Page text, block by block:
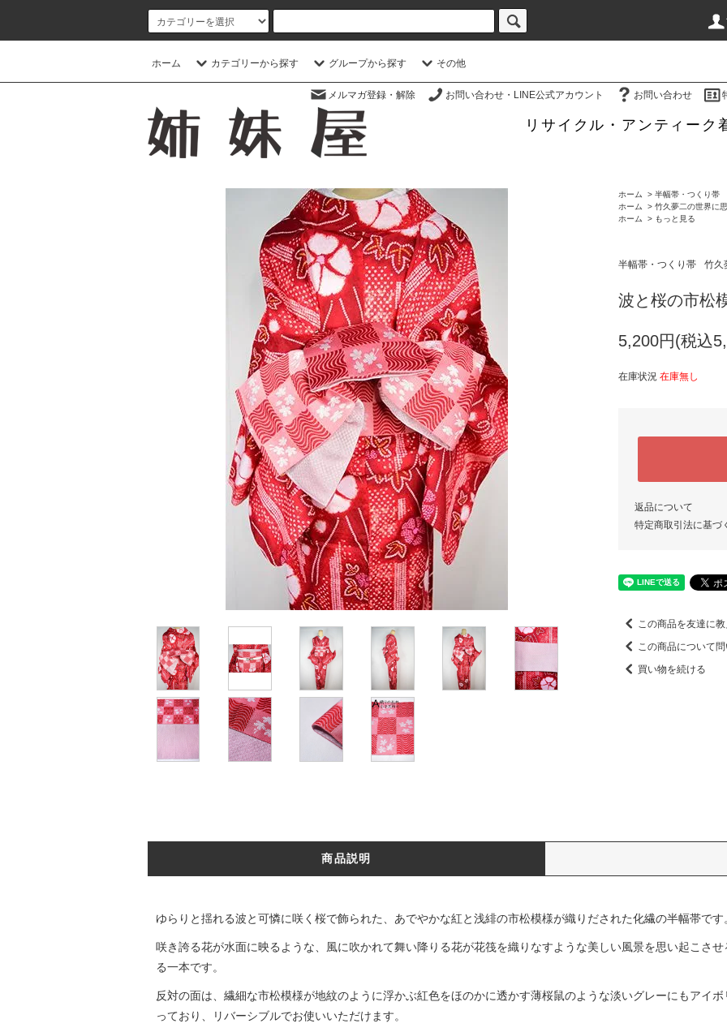
ホーム カテゴリーから探す グループから探す その他
メルマガ登録・解除 お問い合わせ・LINE公式アカウント お問い合わせ
リサイクル・アンティーク
ホーム > 半幅帯・つくり帯
ホーム
> 竹久夢二の世界に
ホーム
> もっと見る
半幅帯・つくり帯 竹久
波と桜の市松
5,200円(税込
在庫状況 在庫無し
返品について
特定商取引法に基づ
この商品を友達に
この商品について
買い物を続ける
商品説明
ゆらりと揺れる波と可憐に咲く桜で飾られた、あでやかな紅と浅緋の市松模様が織りだされた化繊の半幅帯です
咲き誇る花が水面に映るような、風に吹かれて舞い降りる花が花筏を織りなすような美しい風景を思い起こさ
る一本です。
反対の面は、繊細な市松模様が地紋のように浮かぶ紅色をほのかに透かす薄桜鼠のような淡いグレーにもアイ
っており、リバーシブルでお使いいただけます。